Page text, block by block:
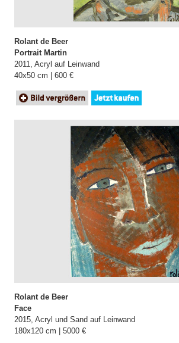
Rolant de Beer
Portrait Martin
2011, Acryl auf Leinwand
40x50 cm | 600 €
Rolant de Beer
Face
2015, Acryl und Sand auf Leinwand
180x120 cm | 5000 €